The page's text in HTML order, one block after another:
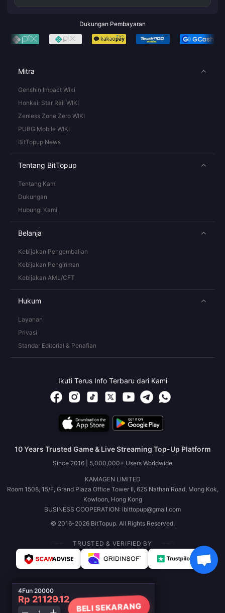
4Fun 20000
Rp 21129.12
BELI SEKARANG
Dukungan Pembayaran
Mitra
Genshin Impact Wiki
Honkai: Star Rail WIKI
Zenless Zone Zero WIKI
PUBG Mobile WIKI
BitTopup News
Tentang BitTopup
Tentang Kami
Dukungan
Hubungi Kami
Belanja
Kebijakan Pengembalian
Kebijakan Pengiriman
Kebijakan AML/CFT
Hukum
Layanan
Privasi
Standar Editorial & Penafian
Ikuti Terus Info Terbaru dari Kami
10 Years Trusted Game & Live Streaming Top-Up Platform
Since 2016 | 5,000,000+ Users Worldwide
KAMAGEN LIMITED
Room 1508, 15/F, Grand Plaza Office Tower II, 625 Nathan Road, Mong Kok,
Kowloon, Hong Kong
BUSINESS COOPERATION: ibittopup@gmail.com
© 2016-2026 BitTopup. All Rights Reserved.
TRUSTED & VERIFIED BY